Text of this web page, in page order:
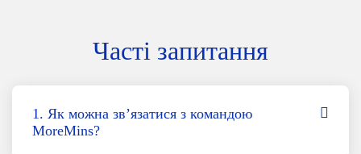
Часті запитання
1. Як можна зв’язатися з командою
MoreMins?